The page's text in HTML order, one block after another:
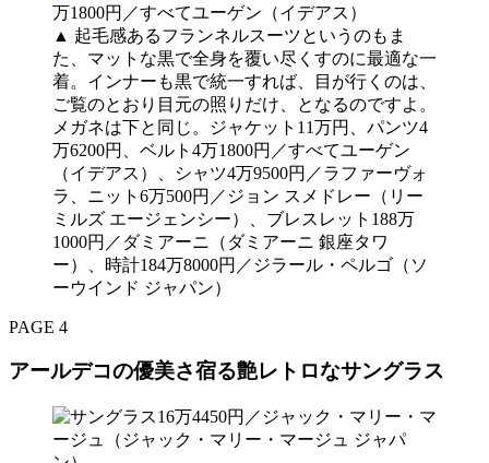
▲ 起毛感あるフランネルスーツというのもま
た、マットな黒で全身を覆い尽くすのに最適な一
着。インナーも黒で統一すれば、目が行くのは、
ご覧のとおり目元の照りだけ、となるのですよ。
メガネは下と同じ。ジャケット11万円、パンツ4
万6200円、ベルト4万1800円／すべてユーゲン
（イデアス）、シャツ4万9500円／ラファーヴォ
ラ、ニット6万500円／ジョン スメドレー（リー
ミルズ エージェンシー）、ブレスレット188万
1000円／ダミアーニ（ダミアーニ 銀座タワ
ー）、時計184万8000円／ジラール・ペルゴ（ソ
ーウインド ジャパン）
PAGE 4
アールデコの優美さ宿る艶レトロなサングラス